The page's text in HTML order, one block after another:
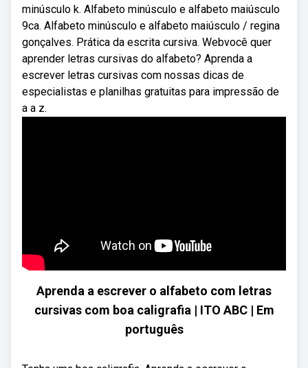
minúsculo k. Alfabeto minúsculo e alfabeto maiúsculo
9ca. Alfabeto minúsculo e alfabeto maiúsculo / regina
gonçalves. Prática da escrita cursiva. Webvocê quer
aprender letras cursivas do alfabeto? Aprenda a
escrever letras cursivas com nossas dicas de
especialistas e planilhas gratuitas para impressão de
a a z.
Aprenda a escrever o alfabeto com letras
cursivas com boa caligrafia | ITO ABC | Em
português